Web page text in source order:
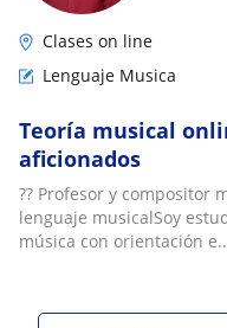
Clases on line
Lenguaje Musica
Teoría musical
aficionados
?? Profesor y compositor
lenguaje musicalSoy
música con orientación